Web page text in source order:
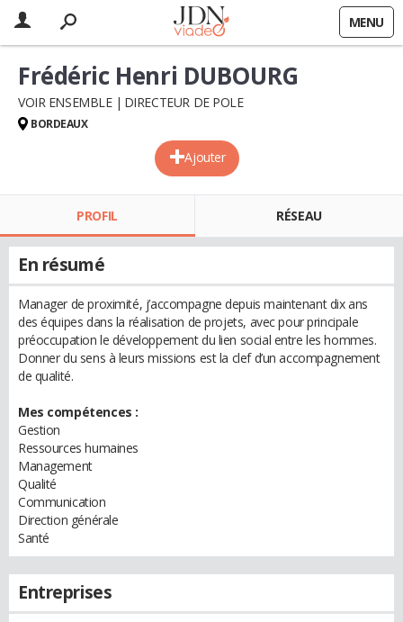
MENU
Ajouter
Frédéric Henri DUBOURG
VOIR ENSEMBLE DIRECTEUR DE POLE
BORDEAUX
PROFIL RÉSEAU
En résumé
Manager de proximité, j’accompagne depuis maintenant dix ans
des équipes dans la réalisation de projets, avec pour principale
préoccupation le développement du lien social entre les hommes.
Donner du sens à leurs missions est la clef d’un accompagnement
de qualité.
Mes compétences :
Gestion
Ressources humaines
Management
Qualité
Communication
Direction générale
Santé
Entreprises